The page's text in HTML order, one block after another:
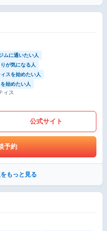
ムに通いたい人
が気になる人
スを始めたい人
始めたい人
ィス
公式サイト
予約
もっと見る